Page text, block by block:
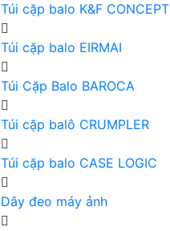
Túi cặp balo K&F CONCEPT
Túi cặp balo EIRMAI
Túi Cặp Balo BAROCA
Túi cặp balô CRUMPLER
Túi cặp balo CASE LOGIC
Dây đeo máy ảnh